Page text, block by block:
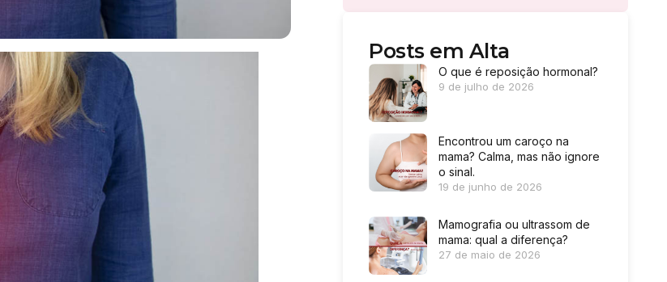
Posts em Alta
O que é reposição hormonal?
9 de julho de 2026
Encontrou um caroço na
mama? Calma, mas não ignore
o sinal.
19 de junho de 2026
Mamografia ou ultrassom de
mama: qual a diferença?
27 de maio de 2026